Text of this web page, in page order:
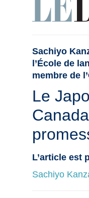
Sachiyo
l’École de
membre de
Le
L’article est
Sachiyo